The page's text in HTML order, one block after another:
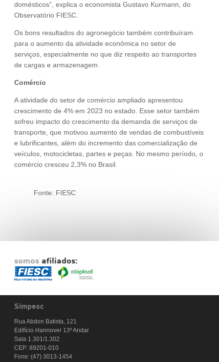
domésticos”, explica o economista Gustavo Kurmann, do
Observatório FIESC.
Os bons resultados do agronegócio também contribuíram
para o aumento da atividade econômica no setor de
serviços, especialmente no que diz respeito ao transportes
de cargas e armazenagem.
Comércio
A atividade do setor de comércio ampliado apresentou
crescimento de 4% em 2023 no estado. Esse setor também
sofreu impacto do crescimento da demanda de serviços de
transporte, que motivou aumento de vendas de combustíveis
e lubrificantes, além do incremento das comercialização de
veículos, motocicletas, partes e peças. No mesmo período, o
comércio cresceu 2,3% no Brasil.
Fonte: FIESC
somos afiliados:
Simpesc
Rua Abdon Batista, 121
Edifício Hannover 13º Andar
Sala 1.301/1.302
CEP: 89201-010
Fone: (47) 3013-1454